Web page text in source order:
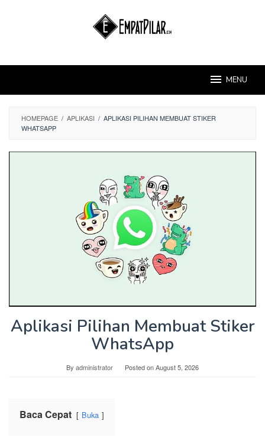
MENU
HOMEPAGE / APLIKASI / APLIKASI PILIHAN MEMBUAT STIKER
WHATSAPP
Aplikasi Pilihan Membuat Stiker
WhatsApp
By administrator Posted onAugust 5, 2026
Baca Cepat Buka